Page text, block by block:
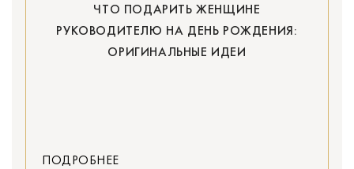
ЧТО ПОДАРИТЬ ЖЕНЩИНЕ
РУКОВОДИТЕЛЮ НА ДЕНЬ РОЖДЕНИЯ:
ОРИГИНАЛЬНЫЕ ИДЕИ
ПОДРОБНЕЕ